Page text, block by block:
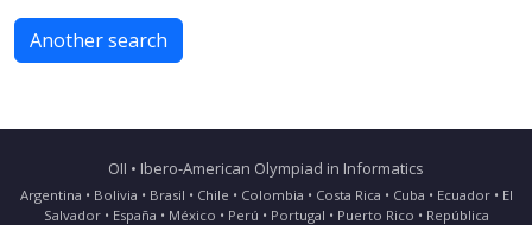
Another search
OII • Ibero-American Olympiad in Informatics
Argentina • Bolivia • Brasil • Chile • Colombia • Costa Rica • Cuba • Ecuador • El
Salvador • España • México • Perú • Portugal • Puerto Rico • República